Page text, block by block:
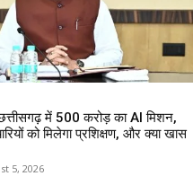
में 500 करोड़ का AI मिशन,
को मिलेगा प्रशिक्षण, और क्या खास
5, 2026